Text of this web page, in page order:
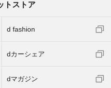
トストア
d fashion
dカーシェア
dマガジン